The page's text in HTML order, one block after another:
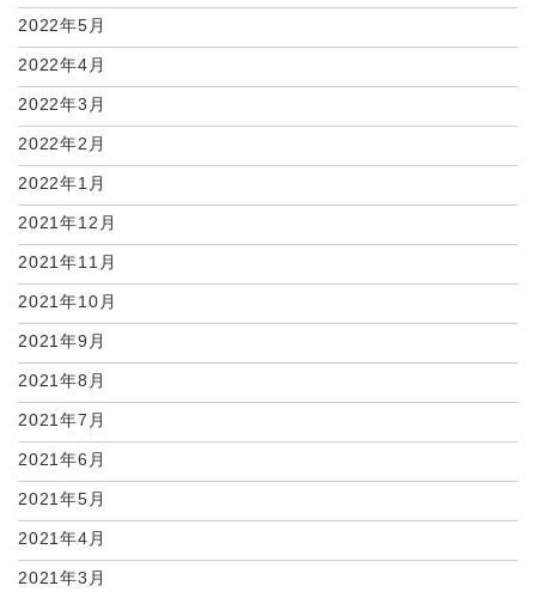
2022年5月
2022年4月
2022年3月
2022年2月
2022年1月
2021年12月
2021年11月
2021年10月
2021年9月
2021年8月
2021年7月
2021年6月
2021年5月
2021年4月
2021年3月